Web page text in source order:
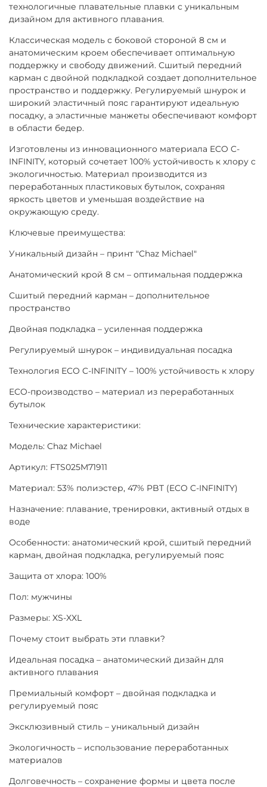
технологичные плавательные плавки с уникальным
дизайном для активного плавания.
Классическая модель с боковой стороной 8 см и
анатомическим кроем обеспечивает оптимальную
поддержку и свободу движений. Сшитый передний
карман с двойной подкладкой создает дополнительное
пространство и поддержку. Регулируемый шнурок и
широкий эластичный пояс гарантируют идеальную
посадку, а эластичные манжеты обеспечивают комфорт
в области бедер.
Изготовлены из инновационного материала ECO C-
INFINITY, который сочетает 100% устойчивость к хлору с
экологичностью. Материал производится из
переработанных пластиковых бутылок, сохраняя
яркость цветов и уменьшая воздействие на
окружающую среду.
Ключевые преимущества:
Уникальный дизайн – принт "Chaz Michael"
Анатомический крой 8 см – оптимальная поддержка
Сшитый передний карман – дополнительное
пространство
Двойная подкладка – усиленная поддержка
Регулируемый шнурок – индивидуальная посадка
Технология ECO C-INFINITY – 100% устойчивость к хлору
ECO-производство – материал из переработанных
бутылок
Технические характеристики:
Модель: Chaz Michael
Артикул: FTS025M71911
Материал: 53% полиэстер, 47% PBT (ECO C-INFINITY)
Назначение: плавание, тренировки, активный отдых в
воде
Особенности: анатомический крой, сшитый передний
карман, двойная подкладка, регулируемый пояс
Защита от хлора: 100%
Пол: мужчины
Размеры: XS-XXL
Почему стоит выбрать эти плавки?
Идеальная посадка – анатомический дизайн для
активного плавания
Премиальный комфорт – двойная подкладка и
регулируемый пояс
Эксклюзивный стиль – уникальный дизайн
Экологичность – использование переработанных
материалов
Долговечность – сохранение формы и цвета после